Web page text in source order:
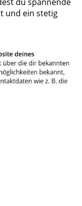
und ein stetig